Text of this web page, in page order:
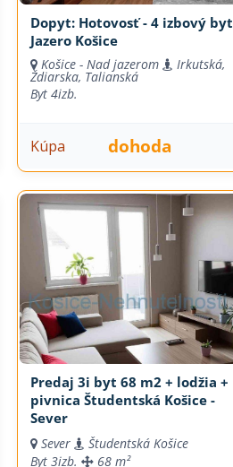
Dopyt: Hotovosť - 4 izbový byt
Jazero Košice
Košice - Nad jazerom Irkutská,
Ždiarska, Talianská
Byt 4izb.
Kúpa dohoda
Predaj 3i byt 68 m2 + lodžia +
pivnica Študentská Košice -
Sever
Sever
Študentská Košice
Byt 3izb. 68 m²